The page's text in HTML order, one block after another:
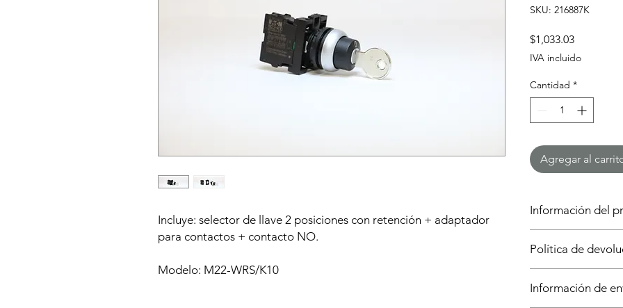
Incluye: selector de llave 2 posiciones con retención + adaptador
para contactos + contacto NO.
Modelo: M22-WRS/K10
SKU: 216887K
$1,033.03Precio
IVA incluido
Cantidad *
Agregar al
Información del
requere, asistencia
El precio está
Política de
realizar la
mercancía.
Información de